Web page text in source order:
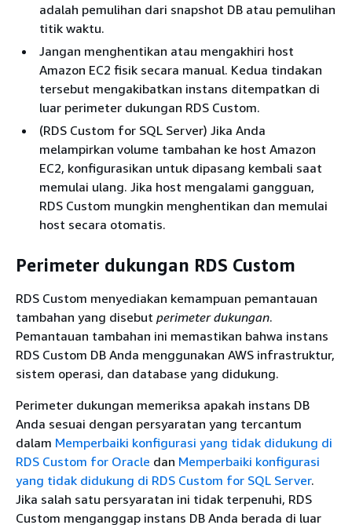
adalah pemulihan dari snapshot DB atau pemulihan
titik waktu.
Jangan menghentikan atau mengakhiri host
Amazon EC2 fisik secara manual. Kedua tindakan
tersebut mengakibatkan instans ditempatkan di
luar perimeter dukungan RDS Custom.
(RDS Custom for SQL Server) Jika Anda
melampirkan volume tambahan ke host Amazon
EC2, konfigurasikan untuk dipasang kembali saat
memulai ulang. Jika host mengalami gangguan,
RDS Custom mungkin menghentikan dan memulai
host secara otomatis.
Perimeter dukungan RDS Custom
RDS Custom menyediakan kemampuan pemantauan
tambahan yang disebut perimeter dukungan.
Pemantauan tambahan ini memastikan bahwa instans
RDS Custom DB Anda menggunakan AWS infrastruktur,
sistem operasi, dan database yang didukung.
Perimeter dukungan memeriksa apakah instans DB
Anda sesuai dengan persyaratan yang tercantum
dalam Memperbaiki konfigurasi yang tidak didukung di
RDS Custom for Oracle dan Memperbaiki konfigurasi
yang tidak didukung di RDS Custom for SQL Server.
Jika salah satu persyaratan ini tidak terpenuhi, RDS
Custom menganggap instans DB Anda berada di luar